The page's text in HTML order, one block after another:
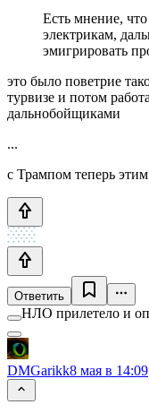
Есть мнение,
электрикам,
эмигрировать
это было поветрие
турвизе и потом
дальнобойщиками
...
с Трампом теперь
Ответить
НЛО прилетело и
DMGarikk8 мая в 14:09